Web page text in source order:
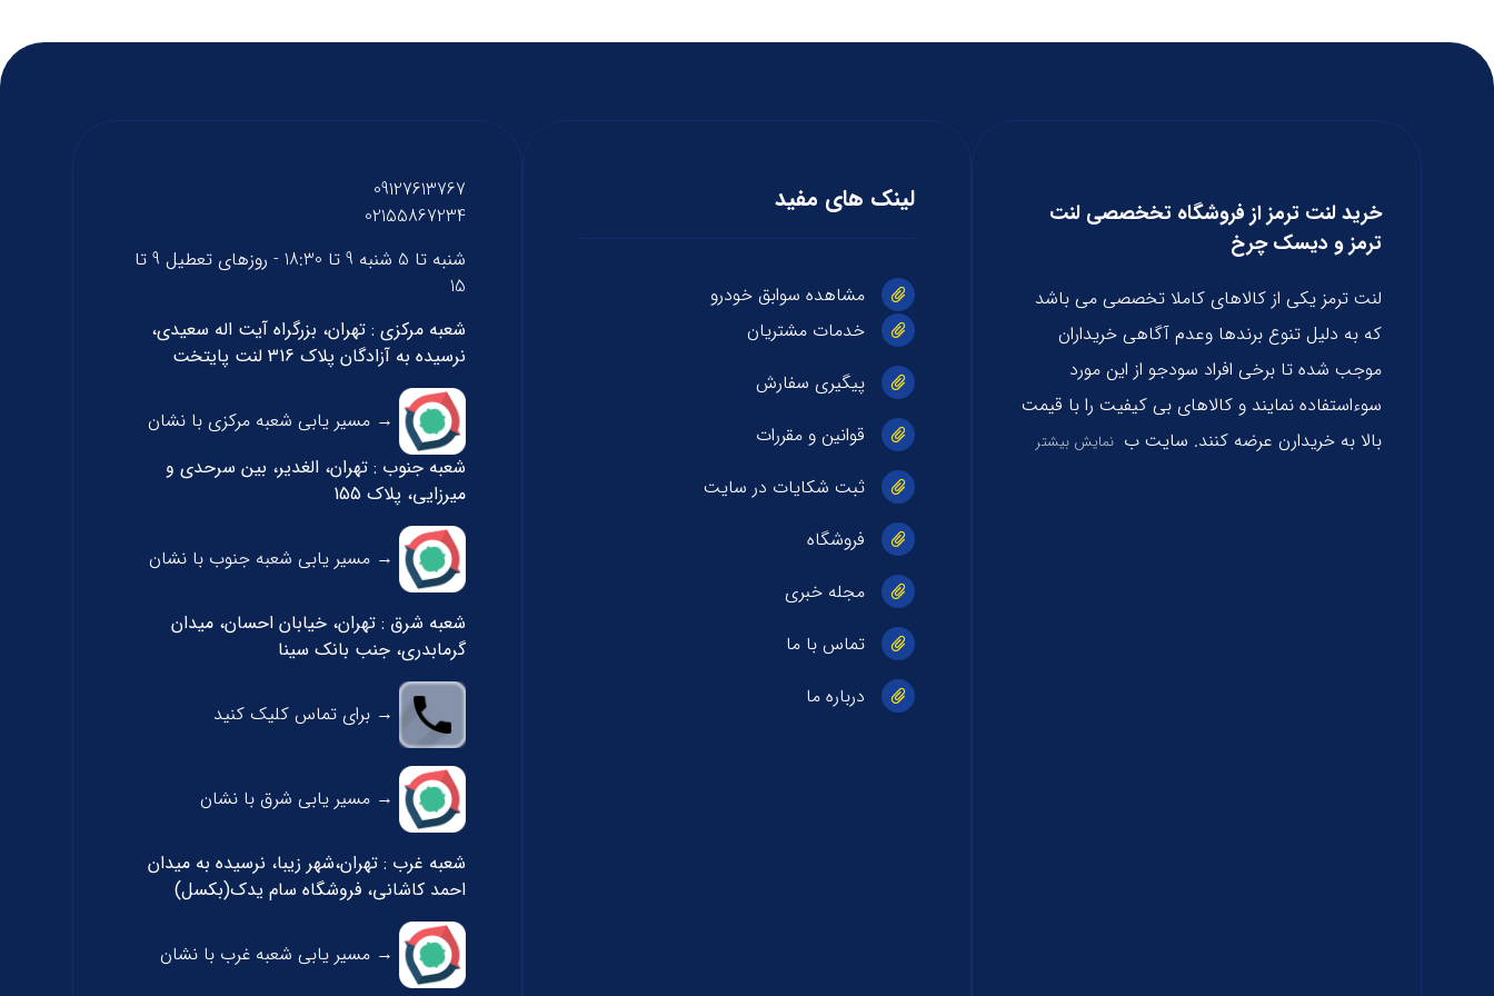
خرید لنت ترمز از فروشگاه تخخصصی لنت
ترمز و دیسک چرخ
لنت ترمز یکی از کالاهای کاملا تخصصی می باشد
که به دلیل تنوع برندها وعدم آگاهی خریداران
موجب شده تا برخی افراد سودجو از این مورد
سوءاستفاده نمایند و کالاهای بی کیفیت را با قیمت
بالا به خریدارن عرضه کنند. سایت ب نمایش بیشتر
لینک های مفید
مشاهده سوابق خودرو
خدمات مشتریان
پیگیری سفارش
قوانین و مقررات
ثبت شکایات در سایت
فروشگاه
مجله خبری
تماس با ما
درباره ما
09127613767
02155867234
شنبه تا 5 شنبه 9 تا 18:30 - روزهای تعطیل 9 تا
15
شعبه مرکزی : تهران، بزرگراه آیت اله سعیدی،
نرسیده به آزادگان پلاک 316 لنت پایتخت
→ مسیر یابی شعبه مرکزی با نشان
شعبه جنوب : تهران، الغدیر، بین سرحدی و
میرزایی، پلاک 155
→ مسیر یابی شعبه جنوب با نشان
شعبه شرق : تهران، خیابان احسان، میدان
گرمابدری، جنب بانک سینا
→ برای تماس کلیک کنید
→ مسیر یابی شرق با نشان
شعبه غرب : تهران،شهر زیبا، نرسیده به میدان
احمد کاشانی، فروشگاه سام یدک(بکسل)
→ مسیر یابی شعبه غرب با نشان